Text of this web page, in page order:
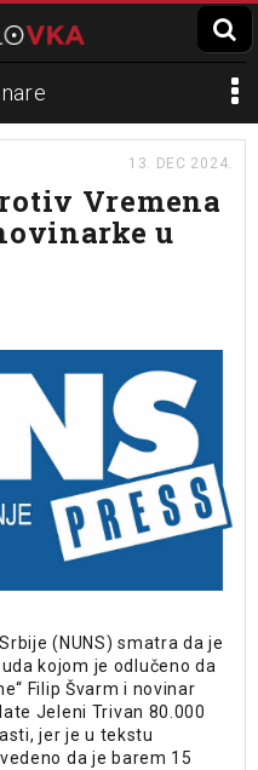
mediji
13. DEC 2024.
Vremena
u
(NUNS) smatra da je
kojom je odlučeno da
Filip Švarm i novinar
Jeleni Trivan 80.000
jer je u tekstu
da je barem 15